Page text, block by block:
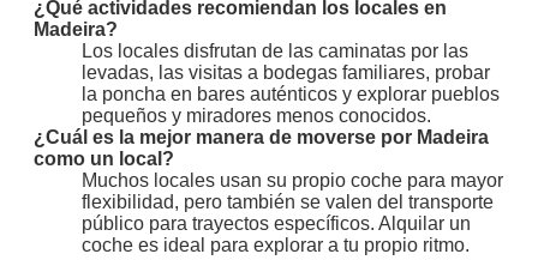
¿Qué actividades recomiendan los locales en
Madeira?
Los locales disfrutan de las caminatas por las
levadas, las visitas a bodegas familiares, probar
la poncha en bares auténticos y explorar pueblos
pequeños y miradores menos conocidos.
¿Cuál es la mejor manera de moverse por Madeira
como un local?
Muchos locales usan su propio coche para mayor
flexibilidad, pero también se valen del transporte
público para trayectos específicos. Alquilar un
coche es ideal para explorar a tu propio ritmo.